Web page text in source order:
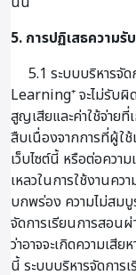
5. การปฏิเสธความรั
5.1 ระบบบริหารจัด
Learning⁺ จะไม่รับผิ
สูญเสียและค่าใช้จ่าย
สืบเนื่องจากการที่ผู้ใช้
เว็บไซต์นี้ หรือต่อควา
เหลวในการใช้งานคว
บกพร่อง ความไม่สมบู
จัดการเรียนการสอน
ว่าอาจจะเกิดความเสี
นี้ ระบบบริหารจัดการ